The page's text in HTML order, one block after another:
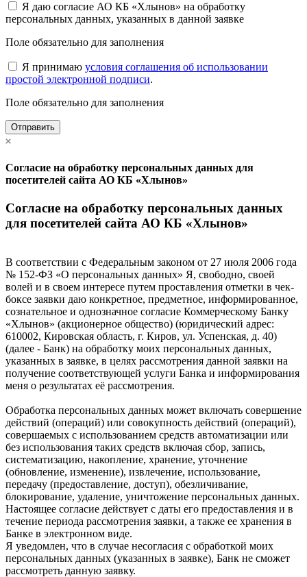
Я даю согласие АО КБ «Хлынов» на обработку
персональных данных, указанных в данной заявке
Поле обязательно для заполнения
Я принимаю условия соглашения об использовании
простой электронной подписи.
Поле обязательно для заполнения
Отправить
Согласие на обработку персональных данных для
посетителей сайта АО КБ «Хлынов»
Согласие на обработку персональных данных
для посетителей сайта АО КБ «Хлынов»
В соответствии с Федеральным законом от 27 июля 2006 года
№ 152-ФЗ «О персональных данных» Я, свободно, своей
волей и в своем интересе путем проставления отметки в чек-
боксе заявки даю конкретное, предметное, информированное,
сознательное и однозначное согласие Коммерческому Банку
«Хлынов» (акционерное общество) (юридический адрес:
610002, Кировская область, г. Киров, ул. Успенская, д. 40)
(далее - Банк) на обработку моих персональных данных,
указанных в заявке, в целях рассмотрения данной заявки на
получение соответствующей услуги Банка и информирования
меня о результатах её рассмотрения.
Обработка персональных данных может включать совершение
действий (операций) или совокупность действий (операций),
совершаемых с использованием средств автоматизации или
без использования таких средств включая сбор, запись,
систематизацию, накопление, хранение, уточнение
(обновление, изменение), извлечение, использование,
передачу (предоставление, доступ), обезличивание,
блокирование, удаление, уничтожение персональных данных.
Настоящее согласие действует с даты его предоставления и в
течение периода рассмотрения заявки, а также ее хранения в
Банке в электронном виде.
Я уведомлен, что в случае несогласия с обработкой моих
персональных данных (указанных в заявке), Банк не сможет
рассмотреть данную заявку.